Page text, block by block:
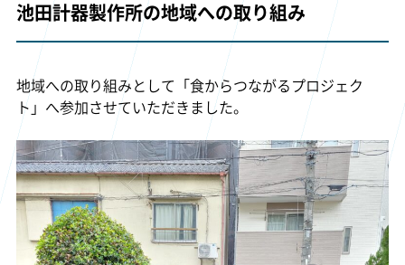
池田計器製作所の地域への取り組み
地域への取り組みとして「食からつながるプロジェク
ト」へ参加させていただきました。